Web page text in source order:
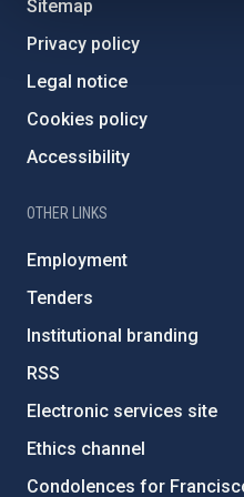
Sitemap
Privacy policy
Legal notice
Cookies policy
Accessibility
OTHER LINKS
Employment
Tenders
Institutional branding
RSS
Electronic services site
Ethics channel
Condolences for